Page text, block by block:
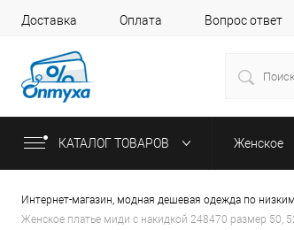
Доставка Оплата Вопрос ответ
КАТАЛОГ ТОВАРОВ Женское
Интернет-магазин, модная дешевая одежда по
Женское платье миди с накидкой 248470 размер 50,